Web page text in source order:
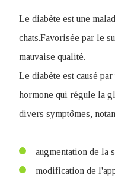
Le diabète est une
chats.Favorisée par le
mauvaise qualité.
Le diabète est causé
hormone qui régule la
divers symptômes,
augmentation de la
modification de